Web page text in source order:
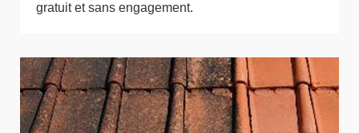
gratuit et sans engagement.